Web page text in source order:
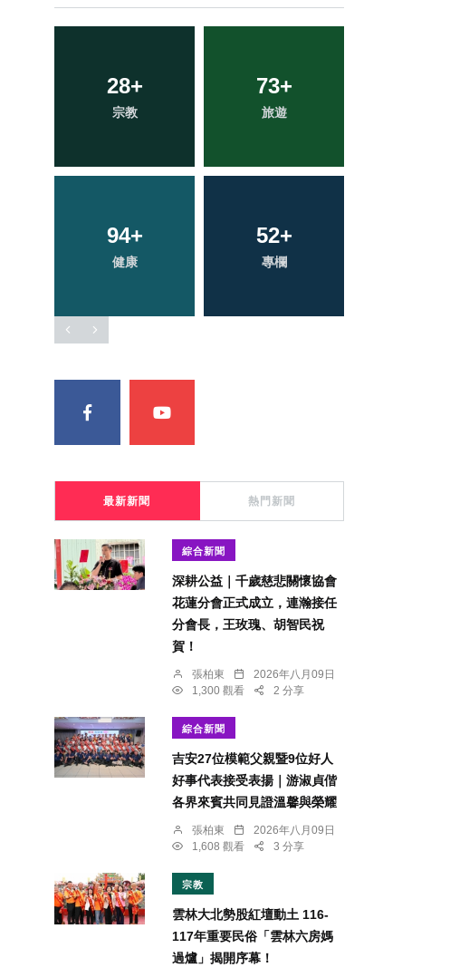
33+
農業
23+
頭條
15+
科技新知
176+
社會
最新新聞 熱門新聞
綜合新聞
深耕公益｜千歲慈悲關懷協會
花蓮分會正式成立，連瀚接任
分會長，王玫瑰、胡智民祝
賀！
張柏東
2026年八月09日
1,300 觀看
2 分享
綜合新聞
吉安27位模範父親暨9位好人
好事代表接受表揚｜游淑貞偕
各界來賓共同見證溫馨與榮耀
張柏東
2026年八月09日
1,608 觀看
3 分享
宗教
雲林大北勢股紅壇動土 116-
117年重要民俗「雲林六房媽
過爐」揭開序幕！